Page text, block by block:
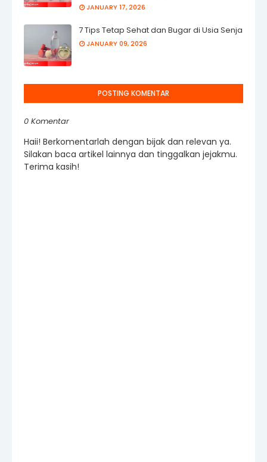
JANUARY 17, 2026
7 Tips Tetap Sehat dan Bugar di Usia Senja
JANUARY 09, 2026
POSTING KOMENTAR
0 Komentar
Haii! Berkomentarlah dengan bijak dan relevan ya.
Silakan baca artikel lainnya dan tinggalkan jejakmu.
Terima kasih!